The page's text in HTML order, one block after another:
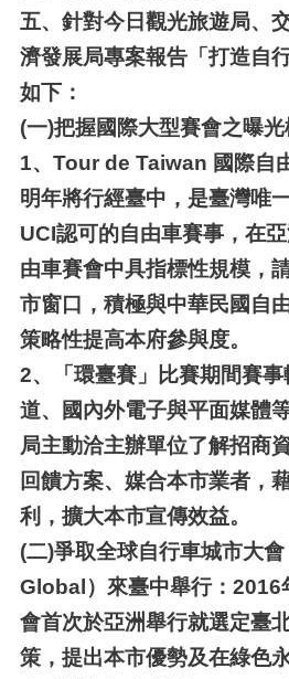
五、 針對今日觀光旅遊局、
濟發展局專案報告「打造自
如下：
(一)把握國際大型賽會之曝光
1、 Tour de Taiwan 國際自
明年將行經臺中，是臺灣唯
UCI認可的自由車賽事，在
由車賽會中具指標性規模，
市窗口，積極與中華民國自
策略性提高本府參與度。
2、
「環臺賽」比賽期間賽
道、國內外電子與平面媒體
局主動洽主辦單位了解招商
回饋方案、媒合本市業者，
利，擴大本市宣傳效益。
(二)爭取全球自行車城市大
Global）來臺中舉行：2016
會首次於亞洲舉行就選定臺
策，提出本市優勢及在綠色